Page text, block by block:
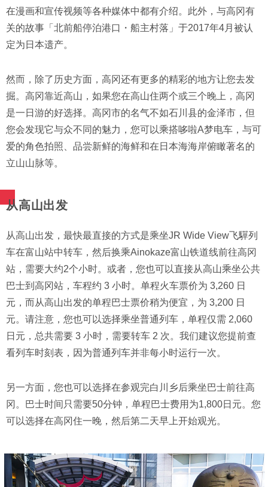
在漫画和宣传视频等各种媒体中都有介绍。此外，与高冈有
关的故事「北前船停泊港口・船主村落」于2017年4月被认
定为日本遗产。
然而，除了历史方面，高冈还有更多的精彩的地方让您去发
掘。高冈靠近高山，如果您在高山住两个或三个晚上，高冈
是一日游的好选择。高冈市的名气不如石川县的金泽市，但
您会发现它与众不同的魅力，您可以乘搭哆啦A梦电车，与可
爱的角色拍照、品尝新鲜的海鲜和在日本海海岸俯瞰著名的
立山山脉等。
从高山出发
从高山出发，最快最直接的方式是乘坐JR Wide View飞驒列
车在富山站中转车，然后换乘Ainokaze富山铁道线前往高冈
站，需要大约2个小时。或者，您也可以直接从高山乘坐公共
巴士到高冈站，车程约 3 小时。单程火车票价为 3,260 日
元，而从高山出发的单程巴士票价稍为便宜，为 3,200 日
元。请注意，您也可以选择乘坐普通列车，单程仅需 2,060
日元，总共需要 3 小时，需要转车 2 次。我们建议您提前查
看列车时刻表，因为普通列车并非每小时运行一次。
另一方面，您也可以选择在参观完白川乡后乘坐巴士前往高
冈。巴士时间只需要50分钟，单程巴士费用为1,800日元。您
可以选择在高冈住一晚，然后第二天早上开始观光。